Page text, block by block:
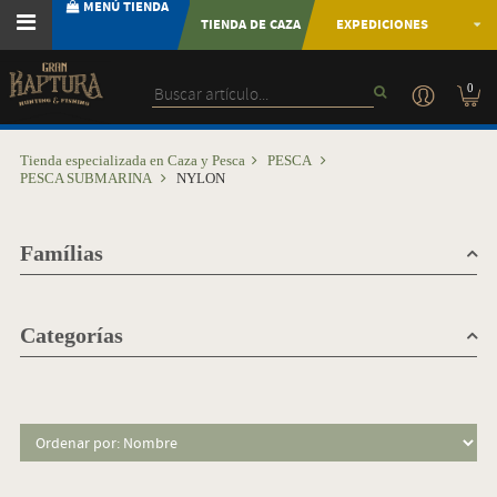
MENÚ TIENDA
TIENDA DE CAZA
EXPEDICIONES
0
Tienda especializada en Caza y Pesca
PESCA
PESCA SUBMARINA
NYLON
Famílias
Categorías